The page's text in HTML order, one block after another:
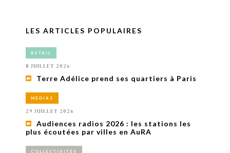
LES ARTICLES POPULAIRES
RETAIL
8 JUILLET 2026
Terre Adélice prend ses quartiers à Paris
MÉDIAS
29 JUILLET 2026
Audiences radios 2026 : les stations les
plus écoutées par villes en AuRA
COLLECTIVITÉS